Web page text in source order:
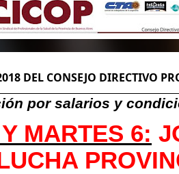
DEL CONSEJO DIRECTIVO
por salarios y
MARTES 6: